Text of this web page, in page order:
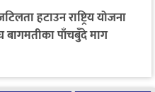
हटाउन राष्ट्रिय योजना
पाँचबुँदे माग